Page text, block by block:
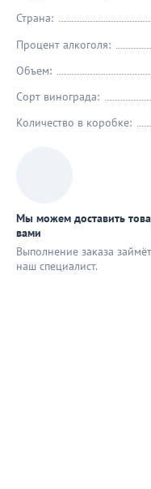
Страна:
Процент алкоголя:
Объем:
Сорт винограда:
Количество в коробке:
Мы можем доставить
вами
Выполнение заказа
наш специaлист.